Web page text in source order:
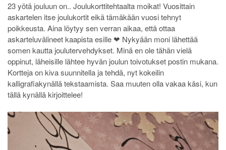
23 yötä jouluun on.. Joulukorttitehtaalta moikat! Vuosittain
askartelen itse joulukortit eikä tämäkään vuosi tehnyt
poikkeusta. Aina löytyy sen verran aikaa, että ottaa
askarteluvälineet kaapista esille ❤ Nykyään moni lähettää
somen kautta joulutervehdykset. Minä en ole tähän vielä
oppinut, läheisille lähtee hyvän joulun toivotukset postin mukana.
Kortteja on kiva suunnitella ja tehdä, nyt kokeilin
kalligrafiakynällä tekstaamista. Saa muuten olla vakaa käsi, kun
tällä kynällä kirjoittelee!